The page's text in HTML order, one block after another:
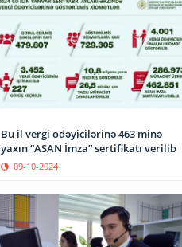
Bu il vergi ödəyicilərinə 463 minə
yaxın “ASAN İmza” sertifikatı verilib
09-10-2024